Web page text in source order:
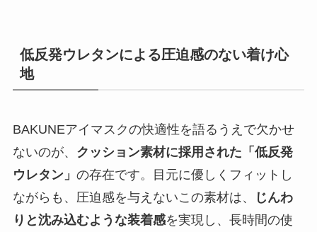
低反発ウレタンによる圧迫感のない着け心
地
BAKUNEアイマスクの快適性を語るうえで欠かせ
ないのが、 クッション素材に採用された「低反発
ウレタン」 の存在です。目元に優しくフィットし
ながらも、圧迫感を与えないこの素材は、
じんわ
りと沈み込むような装着感を実現し、長時間の使